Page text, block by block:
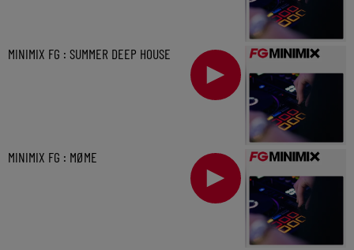
MINIMIX FG : SUMMER DEEP HOUSE
MINIMIX FG : MØME